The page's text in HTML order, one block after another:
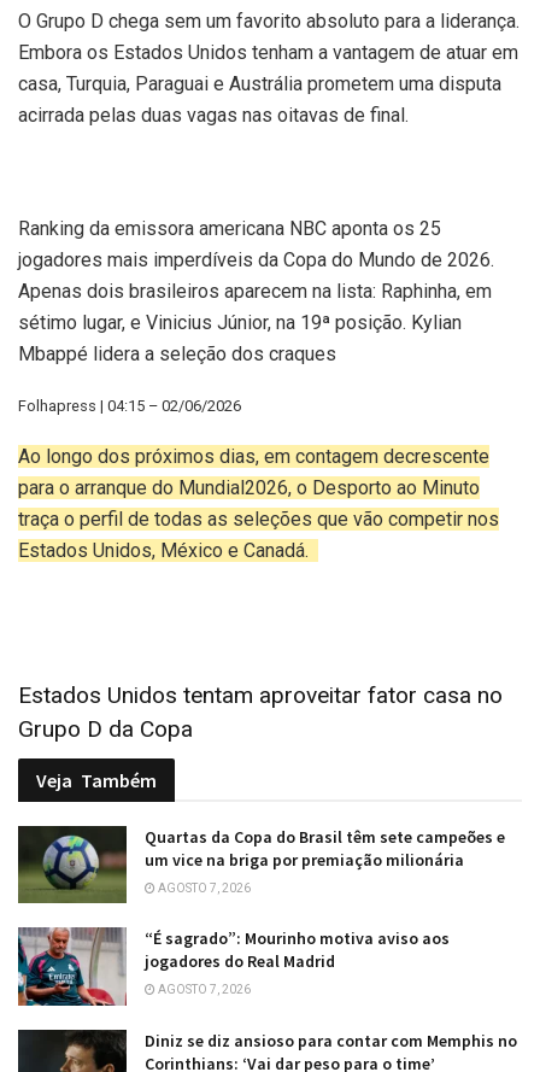
O Grupo D chega sem um favorito absoluto para a liderança.
Embora os Estados Unidos tenham a vantagem de atuar em
casa, Turquia, Paraguai e Austrália prometem uma disputa
acirrada pelas duas vagas nas oitavas de final.
Ranking da emissora americana NBC aponta os 25
jogadores mais imperdíveis da Copa do Mundo de 2026.
Apenas dois brasileiros aparecem na lista: Raphinha, em
sétimo lugar, e Vinicius Júnior, na 19ª posição. Kylian
Mbappé lidera a seleção dos craques
Folhapress | 04:15 – 02/06/2026
Ao longo dos próximos dias, em contagem decrescente
para o arranque do Mundial2026, o Desporto ao Minuto
traça o perfil de todas as seleções que vão competir nos
Estados Unidos, México e Canadá.
Estados Unidos tentam aproveitar fator casa no
Grupo D da Copa
Veja Também
Quartas da Copa do Brasil têm sete campeões e
um vice na briga por premiação milionária
AGOSTO 7, 2026
“É sagrado”: Mourinho motiva aviso aos
jogadores do Real Madrid
AGOSTO 7, 2026
Diniz se diz ansioso para contar com Memphis no
Corinthians: ‘Vai dar peso para o time’